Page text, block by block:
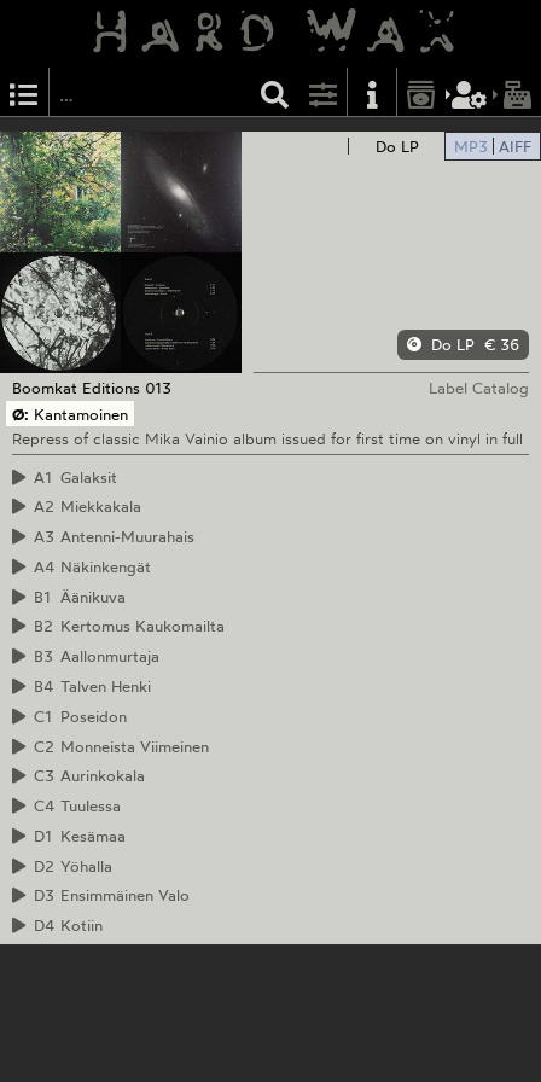
Do LP MP3 AIFF
Do LP € 36
Boomkat Editions 013
Label Catalog
Ø: Kantamoinen
Repress of classic Mika Vainio album issued for first time on vinyl in full
A1 Galaksit
A2 Miekkakala
A3 Antenni-Muurahais
A4 Näkinkengät
B1 Äänikuva
B2 Kertomus Kaukomailta
B3 Aallonmurtaja
B4 Talven Henki
C1 Poseidon
C2 Monneista Viimeinen
C3 Aurinkokala
C4 Tuulessa
D1 Kesämaa
D2 Yöhalla
D3 Ensimmäinen Valo
D4 Kotiin